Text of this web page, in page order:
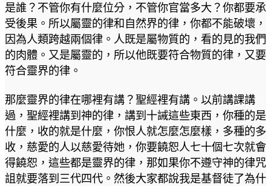
是誰？不管你有什麼位分，不管你官當多大？你都要承
受後果。所以屬靈的律和自然界的律，你都不能破壞，
因為人類跨越兩個律。人既是屬物質的，看的見的我們
的肉體。又是屬靈的，所以他既要符合物質的律，又要
符合靈界的律。
那麼靈界的律在哪裡有講？聖經裡有講。以前講課講
過，聖經裡講到神的律，講到十誡這些東西，你種的是
什麼，收的就是什麼，你恨人就怎麼怎麼樣，多種的多
收，慈愛的人以慈愛待她，你要饒恕人七十個七次就會
得饒恕，這些都是靈界的律，那如果你不遵守神的律咒
詛就要落到三代四代。然後大家都說我是基督徒了為什